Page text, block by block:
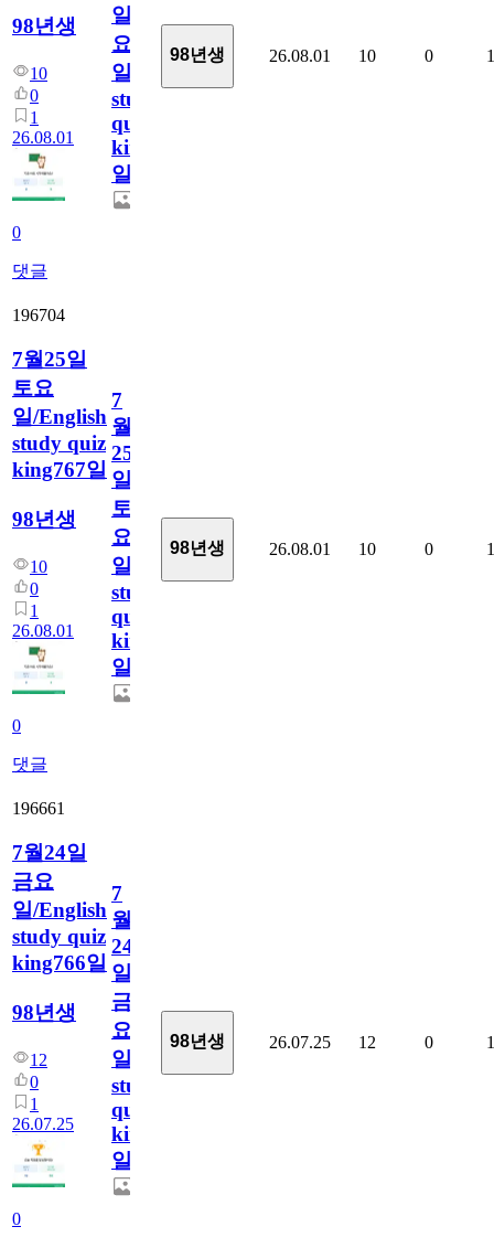
98년생
10
0
1
26.08.01
0
댓글
일
요
일/English
study
quiz
king768
일
98년생 26.08.01 10 0 1
196704
7월25일
토요
일/English
study quiz
king767일
98년생
10
0
1
26.08.01
0
댓글
7
월
25
일
토
요
일/English
study
quiz
king767
일
98년생 26.08.01 10 0 1
196661
7월24일
금요
일/English
study quiz
king766일
98년생
12
0
1
26.07.25
0
7
월
24
일
금
요
일/English
study
quiz
king766
일
98년생 26.07.25 12 0 1